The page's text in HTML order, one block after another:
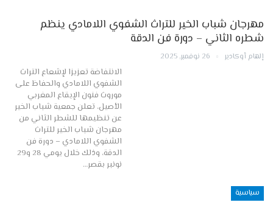
مهرجان شباب الخير للتراث الشفوي اللامادي ينظم
شطره الثاني – دورة فن الدقة
إلهام أوكادير 26 نوفمبر, 2025
الانتفاضة تعزيزا لإشعاع التراث
الشفوي اللامادي والحفاظ على
موروث فنون الإيقاع المغربي
الأصيل، تعلن جمعية شباب الخير
عن تنظيمها للشطر الثاني من
مهرجان شباب الخير للتراث
الشفوي اللامادي – دورة فن
الدقة، وذلك خلال يومي 28 و29
نونبر بقصر…
سياسية